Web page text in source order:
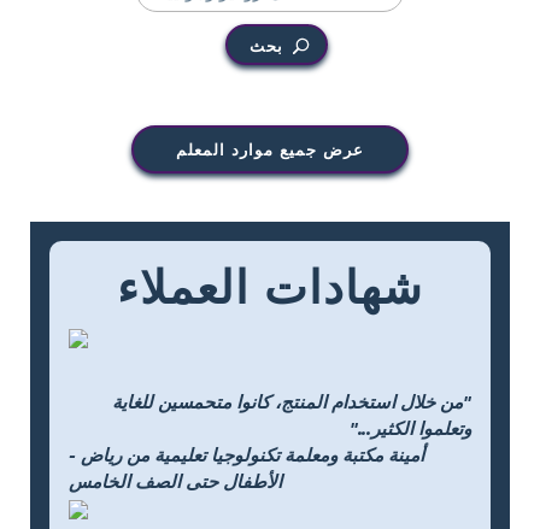
بحث
عرض جميع موارد المعلم
شهادات العملاء
"من خلال استخدام المنتج، كانوا متحمسين للغاية
وتعلموا الكثير..."
- أمينة مكتبة ومعلمة تكنولوجيا تعليمية من رياض
الأطفال حتى الصف الخامس